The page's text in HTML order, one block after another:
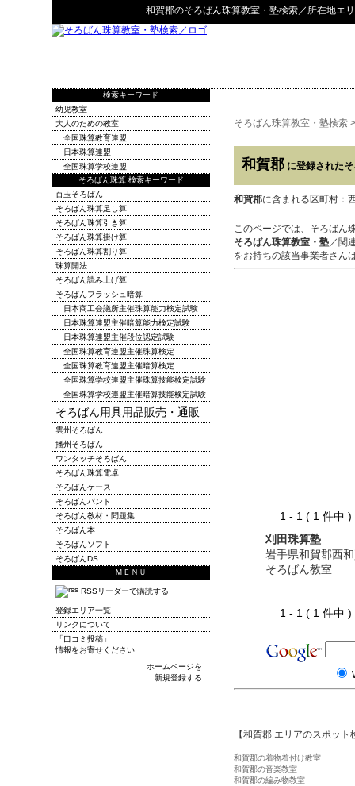
和賀郡のそろばん珠算教室・塾検索／所在地エ
そろばん珠算教室・塾検索
和賀郡 に登録された
和賀郡に含まれる区町村：
このページでは、そろばん
そろばん珠算教室・塾／関
をお持ちの該当事業者さん
1 - 1 ( 1 件
刈田珠算塾
岩手県和賀郡西
そろばん教室
1 - 1 ( 1 件
【和賀郡 エリアのスポット
和賀郡の着物着付け教室
和賀郡の音楽教室
和賀郡の編み物教室
検索キーワード
幼児教室
大人のための教室
全国珠算教育連盟
日本珠算連盟
全国珠算学校連盟
そろばん珠算 検索キーワード
百玉そろばん
そろばん珠算足し算
そろばん珠算引き算
そろばん珠算掛け算
そろばん珠算割り算
珠算開法
そろばん読み上げ算
そろばんフラッシュ暗算
日本商工会議所主催珠算能力検定試験
日本珠算連盟主催暗算能力検定試験
日本珠算連盟主催段位認定試験
全国珠算教育連盟主催珠算検定
全国珠算教育連盟主催暗算検定
全国珠算学校連盟主催珠算技能検定試験
全国珠算学校連盟主催暗算技能検定試験
そろばん用具用品販売・通販
雲州そろばん
播州そろばん
ワンタッチそろばん
そろばん珠算電卓
そろばんケース
そろばんバンド
そろばん教材・問題集
そろばん本
そろばんソフト
そろばんDS
ＭＥＮＵ
RSSリーダーで購読する
登録エリア一覧
リンクについて
「口コミ投稿」
情報をお寄せください
ホームページを
新規登録する